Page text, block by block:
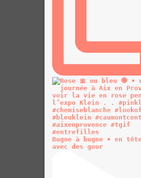
Bugne à bugne • en
avec des gour